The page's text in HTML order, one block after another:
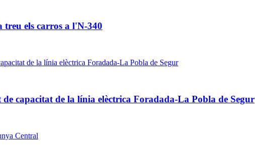
els carros a l'N-340
capacitat de la línia elèctrica Foradada-La Pobla de Segur